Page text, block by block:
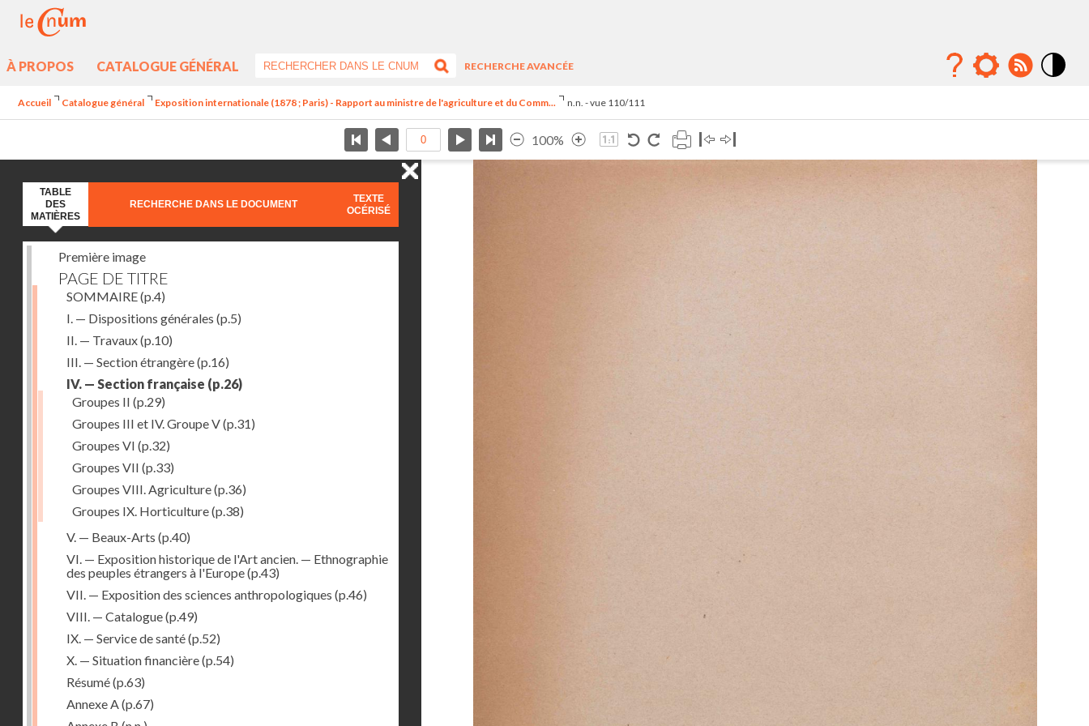
À PROPOS CATALOGUE GÉNÉRAL
RECHERCHE AVANCÉE
Accueil Catalogue général Exposition internationale (1878 ; Paris) - Rapport au ministre de l'agriculture et du Comm... n.n. - vue 110/111
100%
TABLE
DES
MATIÈRES
RECHERCHE DANS LE DOCUMENT
TEXTE
OCÉRISÉ
Première image
PAGE DE TITRE
SOMMAIRE(p.4)
I. — Dispositions générales (p.5)
II. — Travaux(p.10)
III. — Section étrangère(p.16)
IV. — Section française (p.26)
Groupes II (p.29)
Groupes III et IV. Groupe V(p.31)
Groupes VI (p.32)
Groupes VII (p.33)
Groupes VIII. Agriculture(p.36)
Groupes IX. Horticulture(p.38)
V. — Beaux-Arts (p.40)
VI. — Exposition historique de l'Art ancien. — Ethnographie
des peuples étrangers à l'Europe(p.43)
VII. — Exposition des sciences anthropologiques (p.46)
VIII. — Catalogue(p.49)
IX. — Service de santé(p.52)
X. — Situation financière(p.54)
Résumé(p.63)
Annexe A(p.67)